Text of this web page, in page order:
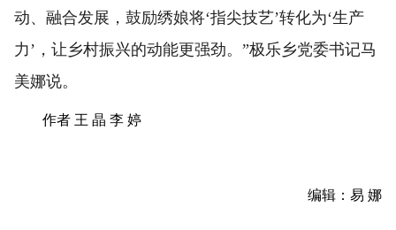
动、融合发展，鼓励绣娘将‘指尖技艺’转化为‘生产
力’，让乡村振兴的动能更强劲。”极乐乡党委书记马
美娜说。
作者 王 晶 李 婷
编辑：易 娜